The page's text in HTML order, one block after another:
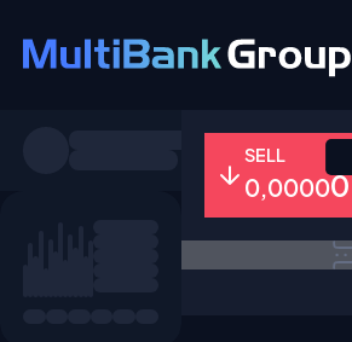
Todo Forex
SELL
0,00000